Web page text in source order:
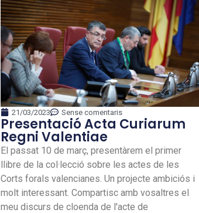
21/03/2023 Sense comentaris
Presentació Acta Curiarum
Regni Valentiae
El passat 10 de març, presentàrem el primer
llibre de la col·lecció sobre les actes de les
Corts forals valencianes. Un projecte ambiciós i
molt interessant. Compartisc amb vosaltres el
meu discurs de cloenda de l'acte de